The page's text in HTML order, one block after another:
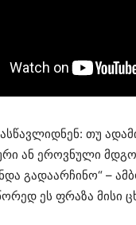
თუ
ან ეროვნული
გადაარჩინო“ –
ეს ფრაზა მისი